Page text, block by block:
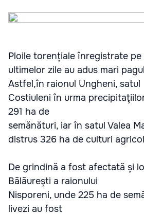
Ploile torențiale înregistrate pe
ultimelor zile au adus mari
Astfel,în raionul Ungheni, satul
Costiuleni în urma
291 ha de
semănături, iar în satul Valea
distrus 326 ha de culturi
De grindină a fost afectată și
Bălăureşti a raionului
Nisporeni, unde 225 ha de
livezi au fost